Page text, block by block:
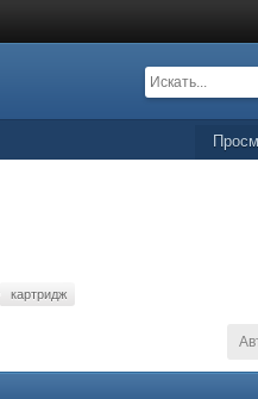
картридж